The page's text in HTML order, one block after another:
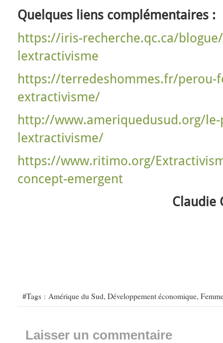
Quelques liens complémentaires :
https://iris-recherche.qc.ca/
lextractivisme
https://terredeshommes.fr/perou-
extractivisme/
http://www.ameriquedusud.org/
lextractivisme/
https://www.ritimo.org/
concept-emergent
Claudie
#Tags : Amérique du Sud, Développement économique,
Laisser un commentaire